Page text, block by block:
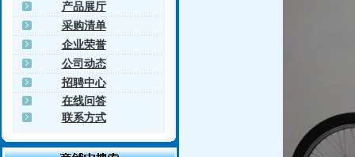
产品展厅
采购清单
企业荣誉
公司动态
招聘中心
在线问答
联系方式